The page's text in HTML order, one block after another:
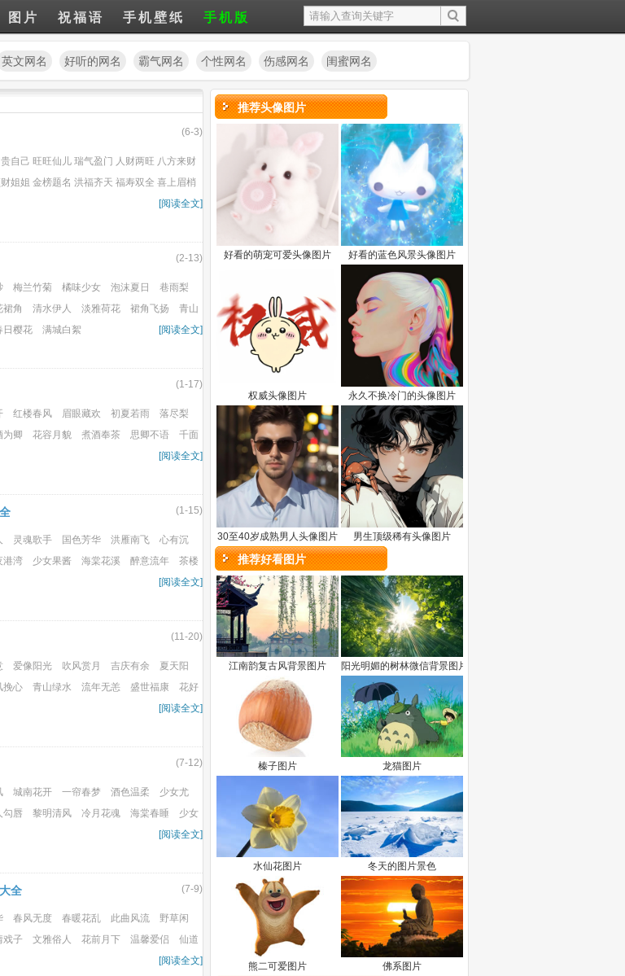
图片 祝福语 手机壁纸 手机版
英文网名 好听的网名 霸气网名 个性网名 伤感网名 闺蜜网名
(6-3)
自己 旺旺仙儿 瑞气盈门 人财两旺 八方来财
姐姐 金榜题名 洪福齐天 福寿双全 喜上眉梢
[阅读全文]
(2-13)
梅兰竹菊 橘味少女 泡沫夏日 巷雨梨
角 清水伊人 淡雅荷花 裙角飞扬 青山
樱花 满城白絮
[阅读全文]
(1-17)
红楼春风 眉眼藏欢 初夏若雨 落尽梨
卿 花容月貌 煮酒奉茶 思卿不语 千面
[阅读全文]
(1-15)
灵魂歌手 国色芳华 洪雁南飞 心有沉
湾 少女果酱 海棠花溪 醉意流年 茶楼
[阅读全文]
(11-20)
爱像阳光 吹风赏月 吉庆有余 夏天阳
心 青山绿水 流年无恙 盛世福康 花好
[阅读全文]
(7-12)
城南花开 一帘春梦 酒色温柔 少女尤
唇 黎明清风 冷月花魂 海棠春睡 少女
[阅读全文]
全 (7-9)
春风无度 春暖花乱 此曲风流 野草闲
子 文雅俗人 花前月下 温馨爱侣 仙道
[阅读全文]
推荐头像图片
好看的萌宠可爱头像图片 好看的蓝色风景头像图片
权威头像图片 永久不换冷门的头像图片
30至40岁成熟男人头像图片 男生顶级稀有头像图片
推荐好看图片
江南韵复古风背景图片 阳光明媚的树林微信背景图片
榛子图片 龙猫图片
水仙花图片 冬天的图片景色
熊二可爱图片 佛系图片